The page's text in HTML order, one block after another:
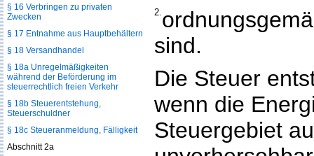
2.
sind.
Die Steuer
wenn die
Steuergebiet
§ 16 Verbringen zu privaten
Zwecken
§ 17 Entnahme aus Hauptbehältern
§ 18 Versandhandel
§ 18a Unregelmäßigkeiten
während der Beförderung im
steuerrechtlich freien Verkehr
§ 18b Steuerentstehung,
Steuerschuldner
§ 18c Steueranmeldung, Fälligkeit
Abschnitt 2a